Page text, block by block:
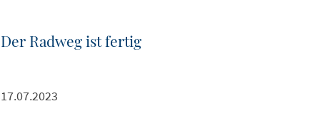
Der Radweg ist fertig
17.07.2023